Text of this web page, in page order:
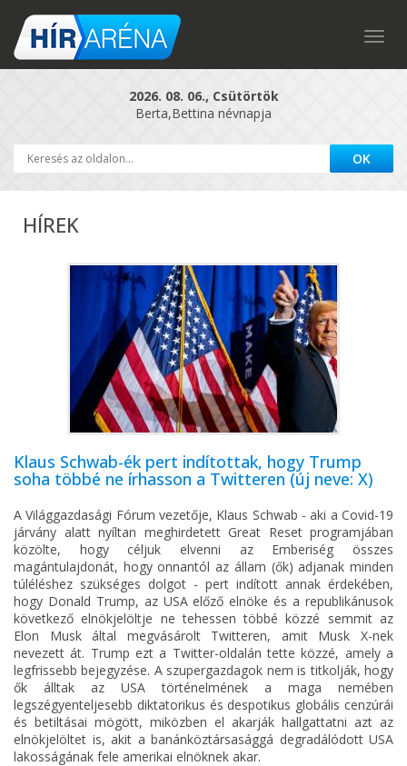
2026. 08. 06., Csütörtök
Berta,Bettina névnapja
HÍREK
Klaus Schwab-ék pert indítottak, hogy Trump
soha többé ne írhasson a Twitteren (új neve: X)
A Világgazdasági Fórum vezetője, Klaus Schwab - aki a Covid-19
járvány alatt nyíltan meghirdetett Great Reset programjában
közölte, hogy céljuk elvenni az Emberiség összes
magántulajdonát, hogy onnantól az állam (ők) adjanak minden
túléléshez szükséges dolgot - pert indított annak érdekében,
hogy Donald Trump, az USA előző elnöke és a republikánusok
következő elnökjelöltje ne tehessen többé közzé semmit az
Elon Musk által megvásárolt Twitteren, amit Musk X-nek
nevezett át. Trump ezt a Twitter-oldalán tette közzé, amely a
legfrissebb bejegyzése. A szupergazdagok nem is titkolják, hogy
ők álltak az USA történelmének a maga nemében
legszégyenteljesebb diktatorikus és despotikus globális cenzúrái
és betiltásai mögött, miközben el akarják hallgattatni azt az
elnökjelöltet is, akit a banánköztársasággá degradálódott USA
lakosságának fele amerikai elnöknek akar.